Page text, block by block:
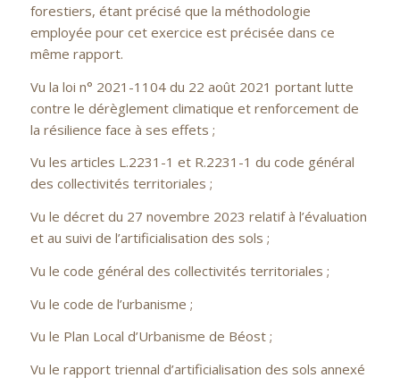
forestiers, étant précisé que la méthodologie
employée pour cet exercice est précisée dans ce
même rapport.
Vu la loi n° 2021-1104 du 22 août 2021 portant lutte
contre le dérèglement climatique et renforcement de
la résilience face à ses effets ;
Vu les articles L.2231-1 et R.2231-1 du code général
des collectivités territoriales ;
Vu le décret du 27 novembre 2023 relatif à l’évaluation
et au suivi de l’artificialisation des sols ;
Vu le code général des collectivités territoriales ;
Vu le code de l’urbanisme ;
Vu le Plan Local d’Urbanisme de Béost ;
Vu le rapport triennal d’artificialisation des sols annexé